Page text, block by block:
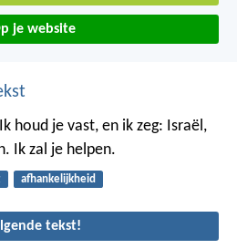
je website
houd je vast, en ik zeg: Israël,
Ik zal je helpen.
afhankelijkheid
tekst!